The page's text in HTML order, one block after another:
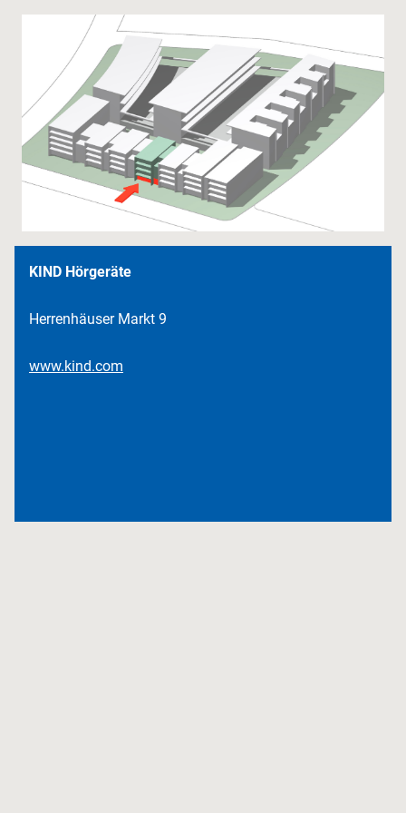
KIND Hörgeräte
Herrenhäuser Markt 9
www.kind.com